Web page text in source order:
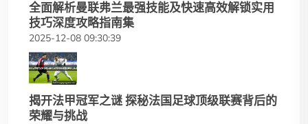
全面解析曼联弗兰最强技能及快速高效解锁实用
技巧深度攻略指南集
2025-12-08 09:30:39
揭开法甲冠军之谜 探秘法国足球顶级联赛背后的
荣耀与挑战